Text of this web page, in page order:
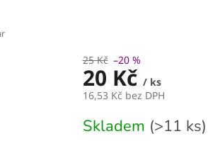
25 Kč –20 %
20 Kč / ks
16,53 Kč bez DPH
cena:
Skladem (>11 ks)